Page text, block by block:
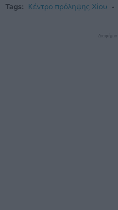
Tags: Κέντρο πρόληψης Χίου
Διαφήμιση